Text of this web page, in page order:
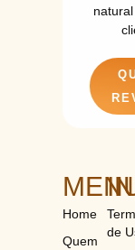
Home
Quem
de